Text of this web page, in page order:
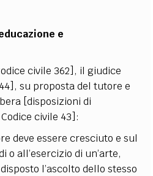
e
civile 362], il giudice
su proposta del tutore e
[disposizioni di
civile 43]:
deve essere cresciuto e sul
o all’esercizio di un’arte,
l’ascolto dello stesso